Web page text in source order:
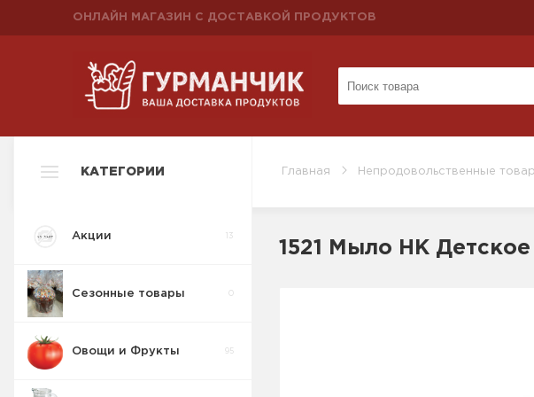
ОНЛАЙН МАГАЗИН С ДОСТАВКОЙ ПРОДУКТОВ
Главная Непродовольственные
КАТЕГОРИИ
Акции 13
Сезонные товары
Овощи и Фрукты 95
1521 Мыло НК Детское